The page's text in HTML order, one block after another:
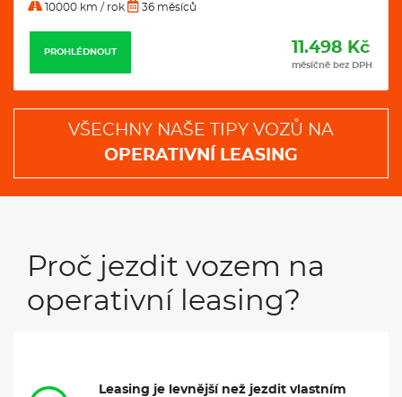
10000 km / rok 36 měsíců
PROHLÉDNOUT 11.799 Kč
měsíčně bez DPH
VŠECHNY NAŠE TIPY VOZŮ NA
OPERATIVNÍ LEASING
Proč jezdit vozem na
operativní leasing?
Leasing je levnější než jezdit vlastním